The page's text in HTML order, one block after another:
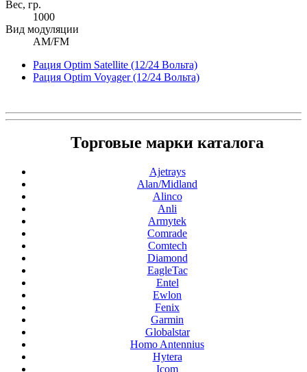
Вес, гр.
1000
Вид модуляции
AM/FM
Рация Optim Satellite (12/24 Вольта)
Рация Optim Voyager (12/24 Вольта)
Торговые марки каталога
Ajetrays
Alan/Midland
Alinco
Anli
Armytek
Comrade
Comtech
Diamond
EagleTac
Entel
Ewlon
Fenix
Garmin
Globalstar
Homo Antennius
Hytera
Icom